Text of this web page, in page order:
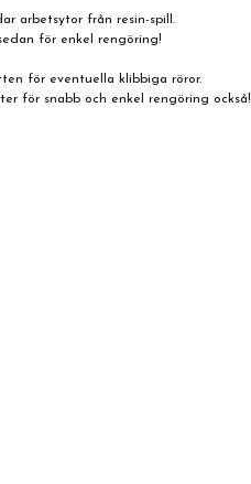
arbetsytor från resin-spill.
för enkel rengöring!
för eventuella klibbiga röror.
för snabb och enkel rengöring också!